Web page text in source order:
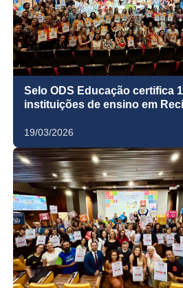
Selo ODS Educação certifica
instituições de ensino em
19/03/2026